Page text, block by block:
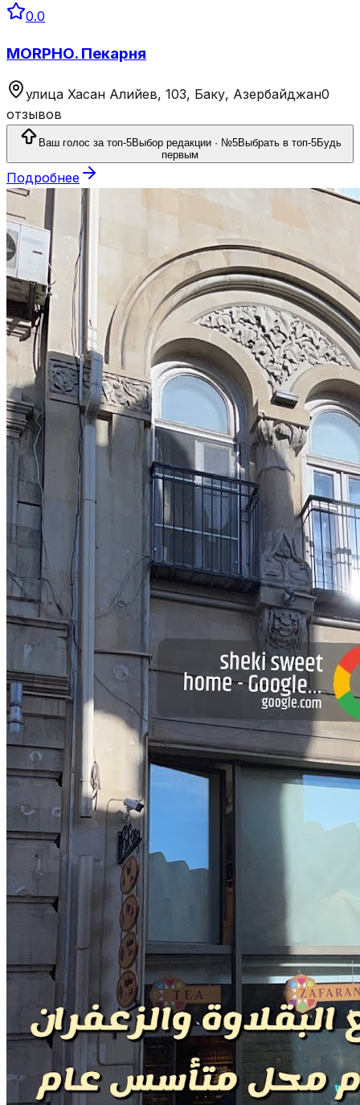
0.0
MORPHO. Пекарня
улица Хасан Алийев, 103, Баку, Азербайджан0
отзывов
Ваш голос за топ-5Выбор редакции · №5Выбрать в топ-5Будь
первым
Подробнее